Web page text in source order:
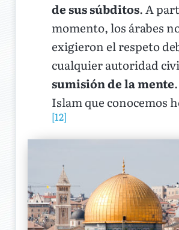
de sus súbditos. A
momento, los árabes
exigieron el respeto
cualquier autoridad
sumisión de la mente
Islam que conocemos
[12]